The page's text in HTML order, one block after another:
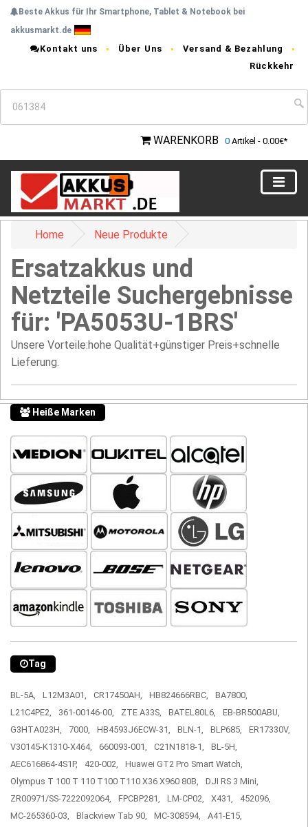
Beste Akkus für Ihr Smartphone, Tablet & Notebook bei
akkusmarkt.de
Kontakt uns Über Uns
Versand & Bezahlung
Rückkehr
WARENKORB 0 Artikel - 0.00€*
Home Neue Produkte
Ersatzakkus und
Netzteile Suchergebnisse
für: 'PA5053U-1BRS'
Unsere Vorteile:hohe Qualität+günstiger Preis+schnelle
Lieferung.
Heiße Marken
Tag
BL-5A, L12M3A01, CR17450AH, HB824666RBC,
BA7800,
L21C4PE2,
361-00146-00, ZTE A33S, BATEL80L6,
EB-BR500ABU,
G3HTA023H,
7000, HB4593J6ECW-31, BLN-1, BLP685,
ER17330V,
V30145-K1310-X464,
660093-001, C21N1818-1,
BL-5H,
AEC616864-4S1P,
420-002,
Huawei GT2 Pro Smart Watch,
Olympus T 100 T 110 T100 T110 X36 X960 80B,
DJI RS 3 Mini,
ZR00971/SS-7222092064,
FPCBP281, LM-CP02, X431,
452096,
MC-265360-03,
Blackview Tab 90, MC-308594,
A41-E15,